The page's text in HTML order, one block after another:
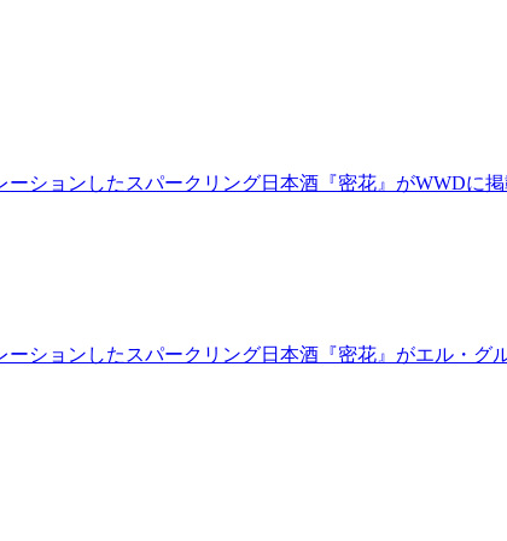
ションしたスパークリング日本酒『密花』がWWDに
ションしたスパークリング日本酒『密花』がエル・グ